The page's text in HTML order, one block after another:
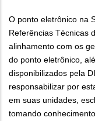
O ponto eletrônico na
Referências Técnicas
alinhamento com os
do ponto eletrônico,
disponibilizados pela
responsabilizar por
em suas unidades,
tomando